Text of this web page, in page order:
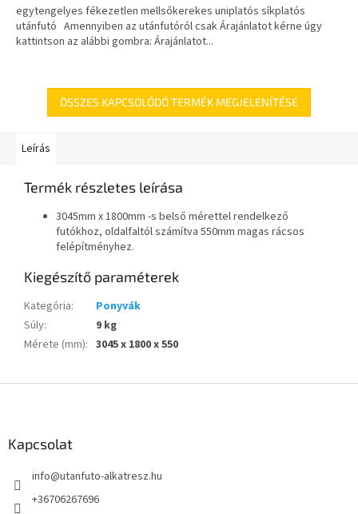
egytengelyes fékezetlen mellsőkerekes uniplatós síkplatós
utánfutó Amennyiben az utánfutóról csak Árajánlatot kérne úgy
kattintson az alábbi gombra: Árajánlatot...
ÖSSZES KAPCSOLÓDÓ TERMÉK MEGJELENÍTÉSE
Leírás
Termék részletes leírása
3045mm x 1800mm -s belső mérettel rendelkező
futókhoz, oldalfaltól számítva 550mm magas rácsos
felépítményhez.
Kiegészítő paraméterek
Kategória:
Ponyvák
Súly:
9 kg
Mérete (mm): 3045 x 1800 x 550
Kapcsolat
info@utanfuto-alkatresz.hu
+36706267696